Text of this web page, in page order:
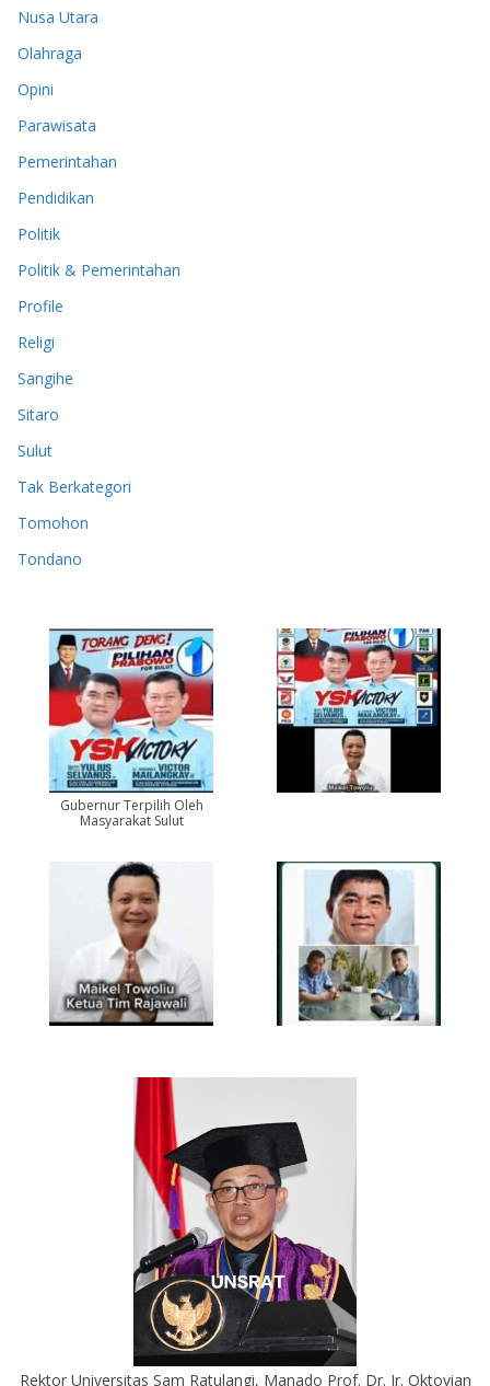
Nusa Utara
Olahraga
Opini
Parawisata
Pemerintahan
Pendidikan
Politik
Politik & Pemerintahan
Profile
Religi
Sangihe
Sitaro
Sulut
Tak Berkategori
Tomohon
Tondano
Gubernur Terpilih Oleh
Masyarakat Sulut
Rektor Universitas Sam Ratulangi, Manado Prof. Dr. Ir. Oktovian